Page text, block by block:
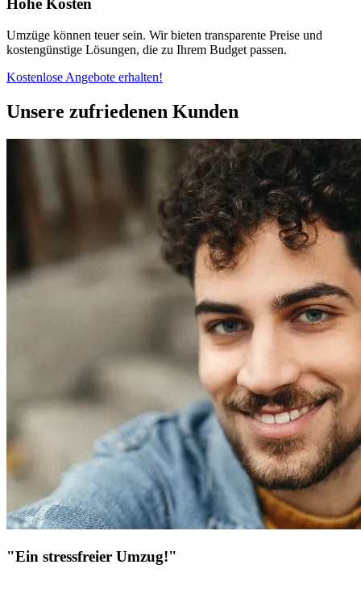
Hohe Kosten
Umzüge können teuer sein. Wir bieten transparente Preise und
kostengünstige Lösungen, die zu Ihrem Budget passen.
Kostenlose Angebote erhalten!
Unsere zufriedenen Kunden
"Ein stressfreier Umzug!"